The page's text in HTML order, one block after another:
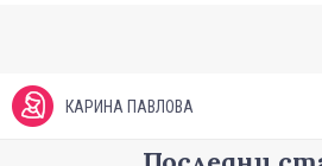
КАРИНА ПАВЛОВА